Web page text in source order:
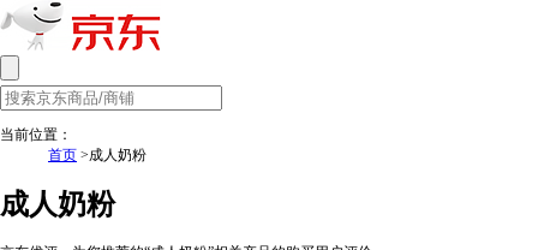
当前位置：
首页 >成人奶粉
成人奶粉